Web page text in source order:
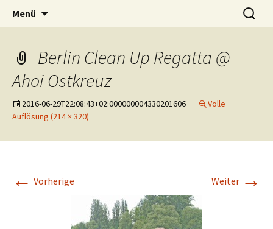
AHOI OSTKREUZ
Menü
Suche
nach:
Berlin Clean Up Regatta @
Ahoi Ostkreuz
2016-06-29T22:08:43+02:000000004330201606
Volle
Auflösung (214 × 320)
← Vorherige Weiter →